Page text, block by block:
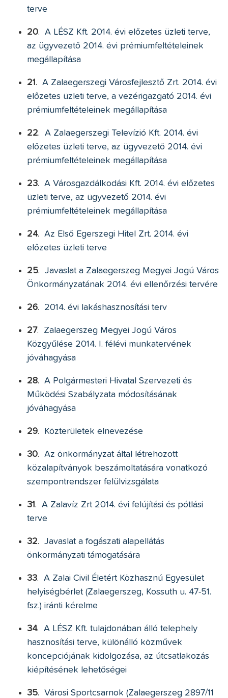
terve
20.
A LÉSZ Kft. 2014. évi előzetes üzleti terve,
az ügyvezető 2014. évi prémiumfeltételeinek
megállapítása
21.
A Zalaegerszegi Városfejlesztő Zrt. 2014. évi
előzetes üzleti terve, a vezérigazgató 2014. évi
prémiumfeltételeinek megállapítása
22.
A Zalaegerszegi Televízió Kft. 2014. évi
előzetes üzleti terve, az ügyvezető 2014. évi
prémiumfeltételeinek megállapítása
23.
A Városgazdálkodási Kft. 2014. évi előzetes
üzleti terve, az ügyvezető 2014. évi
prémiumfeltételeinek megállapítása
24.
Az Első Egerszegi Hitel Zrt. 2014. évi
előzetes üzleti terve
25.
Javaslat a Zalaegerszeg Megyei Jogú Város
Önkormányzatának 2014. évi ellenőrzési tervére
26. 2014. évi lakáshasznosítási terv
27.
Zalaegerszeg Megyei Jogú Város
Közgyűlése 2014. I. félévi munkatervének
jóváhagyása
28.
A Polgármesteri Hivatal Szervezeti és
Működési Szabályzata módosításának
jóváhagyása
29. Közterületek elnevezése
30.
Az önkormányzat által létrehozott
közalapítványok beszámoltatására vonatkozó
szempontrendszer felülvizsgálata
31.
A Zalavíz Zrt 2014. évi felújítási és pótlási
terve
32.
Javaslat a fogászati alapellátás
önkormányzati támogatására
33.
A Zalai Civil Életért Közhasznú Egyesület
helyiségbérlet (Zalaegerszeg, Kossuth u. 47-51.
fsz.) iránti kérelme
34.
A LÉSZ Kft. tulajdonában álló telephely
hasznosítási terve, különálló közművek
koncepciójának kidolgozása, az útcsatlakozás
kiépítésének lehetőségei
35.
Városi Sportcsarnok (Zalaegerszeg 2897/11